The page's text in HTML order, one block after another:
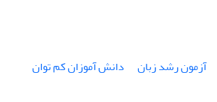
آزمون رشد زبان
دانش آموزان کم توان